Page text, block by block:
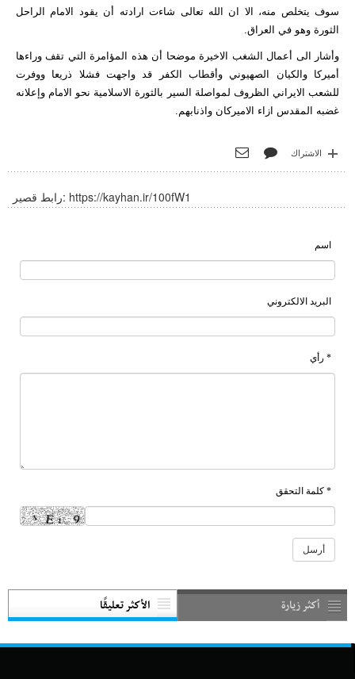
سوف يتخلص منه، الا ان الله تعالى شاءت ارادته أن يقود الامام الراحل
الثورة وهو في العراق.
وأشار الى أعمال الشغب الاخيرة موضحا أن هذه المؤامرة التي تقف وراءها
أميركا والكيان الصهيوني وأقطاب الكفر قد واجهت فشلا ذريعا ووفرت
للشعب الايراني الظروف لمواصلة السير بالثورة الاسلامية نحو الامام وإعلانه
غضبه المقدس ازاء الاميركان واذنابهم.
الاشتراك
رابط قصير: https://kayhan.ir/100fW1
اسم
البريد الالكتروني
* رأي
* كلمة التحقق
أكثر زيارة الأكثر تعليقًا